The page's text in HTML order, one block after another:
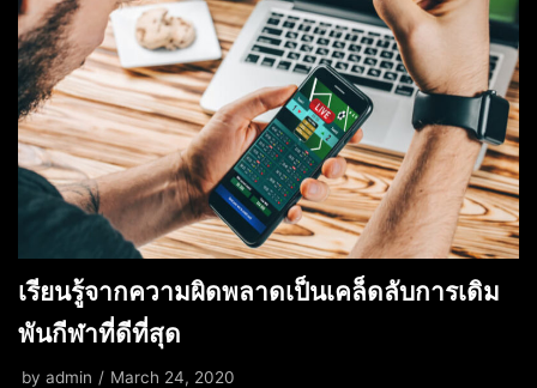
เรียนรู้จากความผิดพลาดเป็นเคล็ดลับการเดิม
พันกีฬาที่ดีที่สุด
by admin March 24, 2020